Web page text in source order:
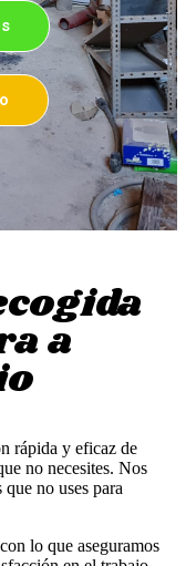
a
rápida y eficaz de
no necesites. Nos
no uses para
lo que aseguramos